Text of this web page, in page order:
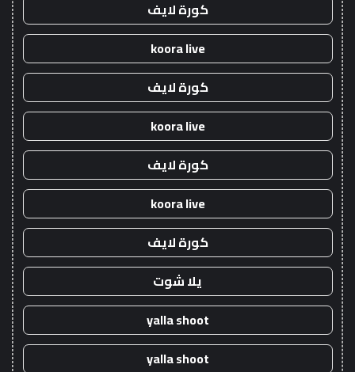
كورة لايف
koora live
كورة لايف
koora live
كورة لايف
koora live
كورة لايف
يلا شوت
yalla shoot
yalla shoot